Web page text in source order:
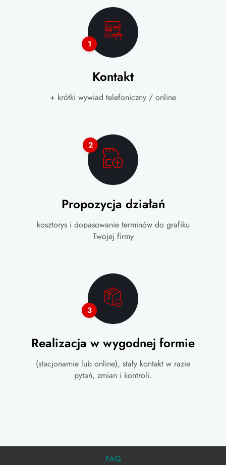
1
Kontakt
+ krótki wywiad telefoniczny / online
2
Propozycja działań
kosztorys i dopasowanie terminów do grafiku
Twojej firmy
3
Realizacja w wygodnej formie
(stacjonarnie lub online), stały kontakt w razie
pytań, zmian i kontroli.
FAQ